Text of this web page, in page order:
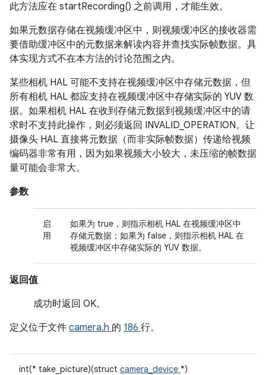
此方法应在 startRecording() 之前调用，才能生效。
如果元数据存储在视频缓冲区中，则视频缓冲区的接收器需
要借助缓冲区中的元数据来解读内容并查找实际帧数据。具
体实现方式不在本方法的讨论范围之内。
某些相机 HAL 可能不支持在视频缓冲区中存储元数据，但
所有相机 HAL 都应支持在视频缓冲区中存储实际的 YUV 数
据。如果相机 HAL 在收到存储元数据到视频缓冲区中的请
求时不支持此操作，则必须返回 INVALID_OPERATION。让
摄像头 HAL 直接将元数据（而非实际帧数据）传递给视频
编码器非常有用，因为如果视频大小较大，未压缩的帧数据
量可能会非常大。
参数
启
用
如果为 true，则指示相机 HAL 在视频缓冲区中
存储元数据；如果为 false，则指示相机 HAL 在
视频缓冲区中存储实际的 YUV 数据。
返回值
成功时返回 OK。
定义位于文件 camera.h 的 186 行。
int(* take_picture)(struct camera_device *)